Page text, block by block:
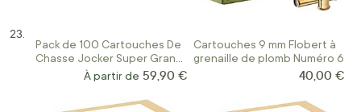
Pack de 100 Cartouches De
Chasse Jocker Super Grand
Passage 36 Calibre12/70
À partir de 59,90 €
Cartouches 9 mm Flobert à
grenaille de plomb Numéro 6
40,00 €